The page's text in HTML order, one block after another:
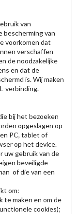
van
bescherming van
voorkomen dat
verschaffen
de noodzakelijke
en dat de
is. Wij maken
verbinding.
bij het bezoeken
opgeslagen op
PC, tablet of
op het device.
uw gebruik van de
beveiligde
of die van een
om:
te maken en om de
cookies);